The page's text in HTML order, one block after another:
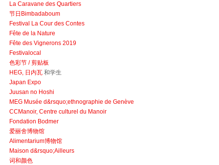
La Caravane des Quartiers
节日Bimbadaboum
Festival La Cour des Contes
Fête de la Nature
Fête des Vignerons 2019
Festivalocal
色彩节 / 剪贴板
HEG, 日内瓦 和学生
Japan Expo
Juusan no Hoshi
MEG Musée d&rsquo;ethnographie de Genève
CCManoir, Centre culturel du Manoir
Fondation Bodmer
爱丽舍博物馆
Alimentarium博物馆
Maison d&rsquo;Ailleurs
词和颜色